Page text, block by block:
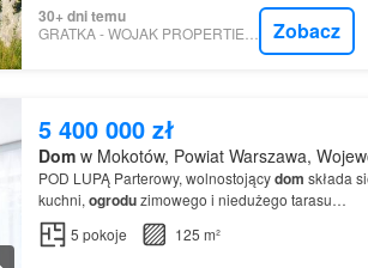
30+ dni temu
Zobacz
5 400 000 zł
Domw Mokotów, Powiat Warszawa,
POD LUPĄ Parterowy, wolnostojącydom składa
kuchni, ogroduzimowego i niedużego tarasu…
5 pokoje 125 m²